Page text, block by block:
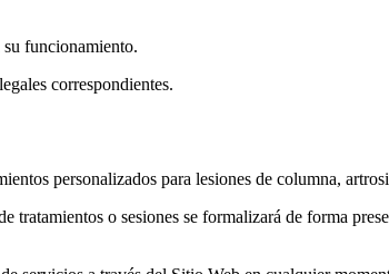
su funcionamiento.
correspondientes.
personalizados para lesiones de columna,
o sesiones se formalizará de forma